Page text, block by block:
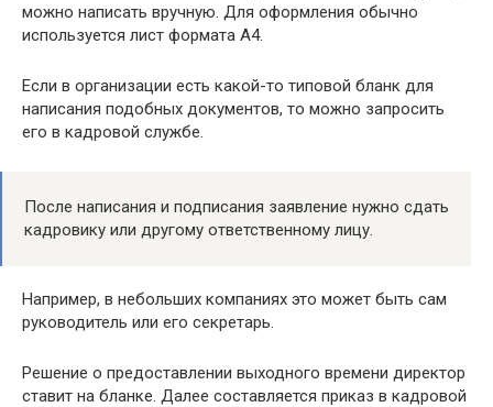
можно написать вручную. Для оформления обычно
используется лист формата А4.
Если в организации есть какой-то типовой бланк для
написания подобных документов, то можно запросить
его в кадровой службе.
После написания и подписания заявление нужно сдать
кадровику или другому ответственному лицу.
Например, в небольших компаниях это может быть сам
руководитель или его секретарь.
Решение о предоставлении выходного времени директор
ставит на бланке. Далее составляется приказ в кадровой